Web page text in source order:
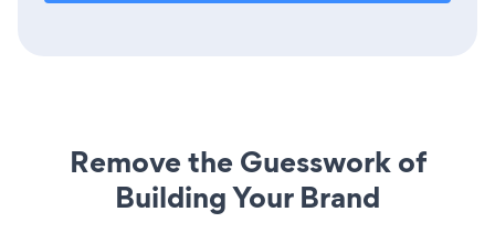
Remove the Guesswork of
Building Your Brand